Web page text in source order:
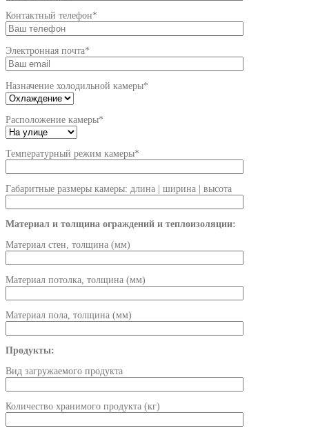
Контактный телефон*
Электронная почта*
Назначение холодильной камеры*
Расположение камеры*
Температурный режим камеры*
Габаритные размеры камеры: длина | ширина | высота
Материал и толщина ограждений и теплоизоляции:
Материал стен, толщина (мм)
Материал потолка, толщина (мм)
Материал пола, толщина (мм)
Продукты:
Вид загружаемого продукта
Количество хранимого продукта (кг)